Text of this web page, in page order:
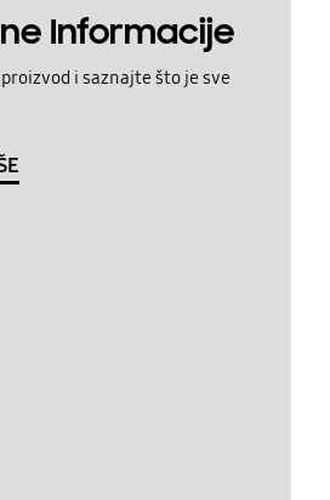
Informacije
i saznajte što je sve